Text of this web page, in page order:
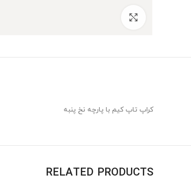
کراپ تاپ کیم با پارچه نخ پنبه
RELATED PRODUCTS